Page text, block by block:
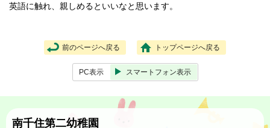
英語に触れ、親しめるといいなと思います。
前のページへ戻る トップページへ戻る
PC表示 スマートフォン表示
南千住第二幼稚園